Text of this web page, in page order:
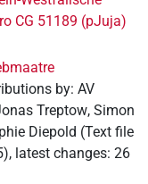
CG 51189 (pJuja)
by: AV
Treptow, Simon
Diepold (Text file
, latest changes: 26